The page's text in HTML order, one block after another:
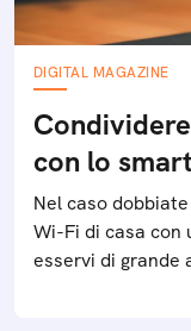
DIGITAL MAGAZINE
con lo
Nel caso
Wi-Fi di casa con
esservi di grande